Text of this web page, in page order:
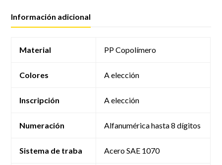
Información adicional
Material PP Copolímero
Colores A elección
Inscripción A elección
Numeración Alfanumérica hasta 8 dígitos
Sistema de traba Acero SAE 1070